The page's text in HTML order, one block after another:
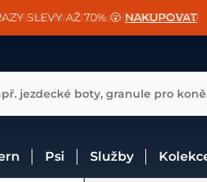
13% na vše od Cassini! CHCI SLEVU
SLEVY AŽ 70% 😮 NAKUPOVAT
k vybraným sedlům ZDARMA 🐴
jezdecké boty, granule pro
Psi Služby